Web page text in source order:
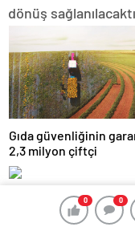
0 0
dönüş
Gıda güvenliğinin
2,3 milyon çiftçi
Türk mutfağı dünya
sahnesinde hızla